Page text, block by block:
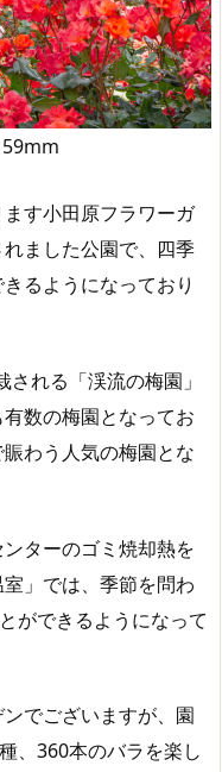
す小田原フラワーガ
ました公園で、四季
るようになっており
れる「渓流の梅園」
数の梅園となってお
わう人気の梅園とな
ターのゴミ焼却熱を
」では、季節を問わ
ができるようになって
でございますが、園
、360本のバラを楽し